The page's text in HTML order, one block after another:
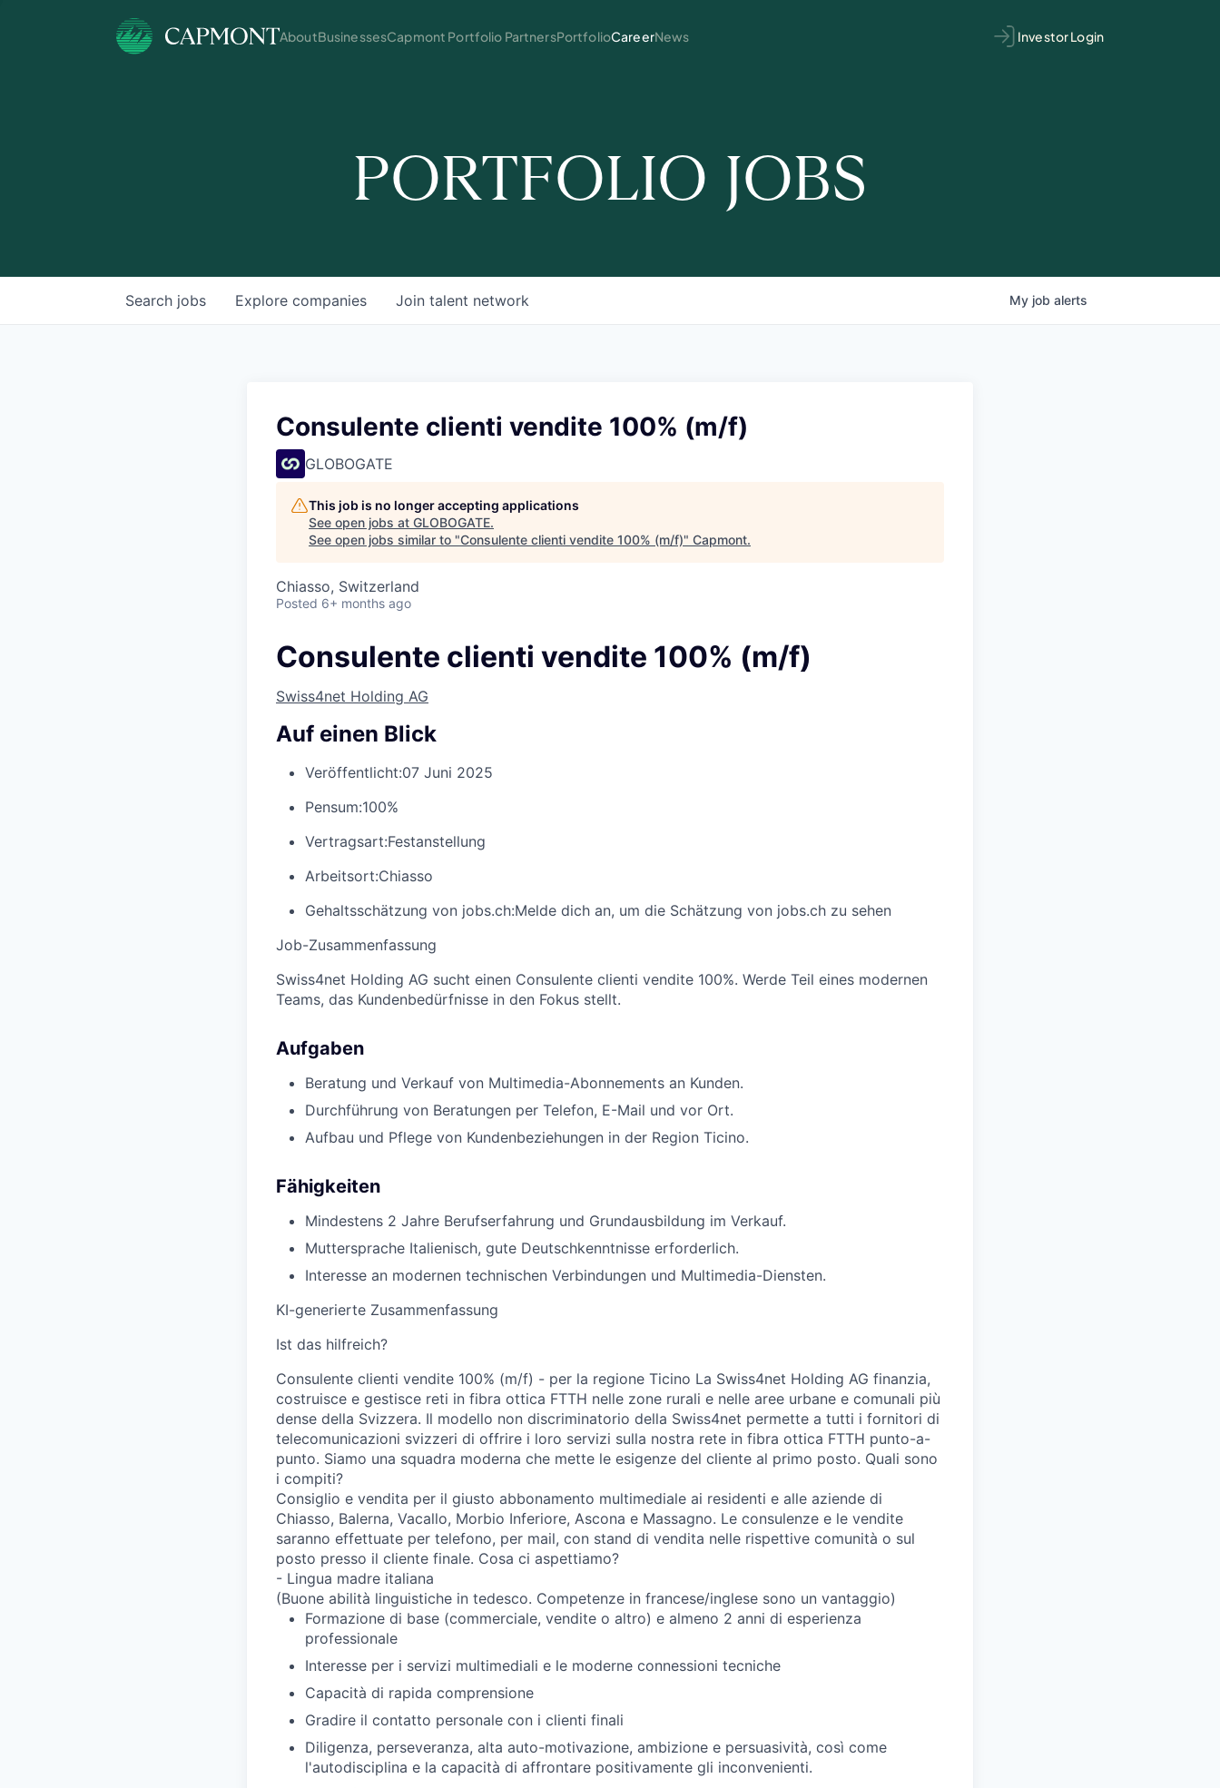
AboutBusinessesCapmont Portfolio PartnersPortfolioCareerNews Investor Login
PORTFOLIO JOBS
Search jobs Explore companies Join talent network My job alerts
Consulente clienti vendite 100% (m/f)
GLOBOGATE
This job is no longer accepting applications
See open jobs at GLOBOGATE.
See open jobs similar to "Consulente clienti vendite 100% (m/f)" Capmont.
Chiasso, Switzerland
Posted 6+ months ago
Consulente clienti vendite 100% (m/f)
Swiss4net Holding AG
Auf einen Blick
Veröffentlicht:07 Juni 2025
Pensum:100%
Vertragsart:Festanstellung
Arbeitsort:Chiasso
Gehaltsschätzung von jobs.ch:Melde dich an, um die Schätzung von jobs.ch zu sehen
Job-Zusammenfassung
Swiss4net Holding AG sucht einen Consulente clienti vendite 100%. Werde Teil eines modernen
Teams, das Kundenbedürfnisse in den Fokus stellt.
Aufgaben
Beratung und Verkauf von Multimedia-Abonnements an Kunden.
Durchführung von Beratungen per Telefon, E-Mail und vor Ort.
Aufbau und Pflege von Kundenbeziehungen in der Region Ticino.
Fähigkeiten
Mindestens 2 Jahre Berufserfahrung und Grundausbildung im Verkauf.
Muttersprache Italienisch, gute Deutschkenntnisse erforderlich.
Interesse an modernen technischen Verbindungen und Multimedia-Diensten.
KI-generierte Zusammenfassung
Ist das hilfreich?
Consulente clienti vendite 100% (m/f) - per la regione Ticino La Swiss4net Holding AG finanzia,
costruisce e gestisce reti in fibra ottica FTTH nelle zone rurali e nelle aree urbane e comunali più
dense della Svizzera. Il modello non discriminatorio della Swiss4net permette a tutti i fornitori di
telecomunicazioni svizzeri di offrire i loro servizi sulla nostra rete in fibra ottica FTTH punto-a-
punto. Siamo una squadra moderna che mette le esigenze del cliente al primo posto. Quali sono
i compiti?
Consiglio e vendita per il giusto abbonamento multimediale ai residenti e alle aziende di
Chiasso, Balerna, Vacallo, Morbio Inferiore, Ascona e Massagno. Le consulenze e le vendite
saranno effettuate per telefono, per mail, con stand di vendita nelle rispettive comunità o sul
posto presso il cliente finale. Cosa ci aspettiamo?
- Lingua madre italiana
(Buone abilità linguistiche in tedesco. Competenze in francese/inglese sono un vantaggio)
Formazione di base (commerciale, vendite o altro) e almeno 2 anni di esperienza
professionale
Interesse per i servizi multimediali e le moderne connessioni tecniche
Capacità di rapida comprensione
Gradire il contatto personale con i clienti finali
Diligenza, perseveranza, alta auto-motivazione, ambizione e persuasività, così come
l'autodisciplina e la capacità di affrontare positivamente gli inconvenienti.